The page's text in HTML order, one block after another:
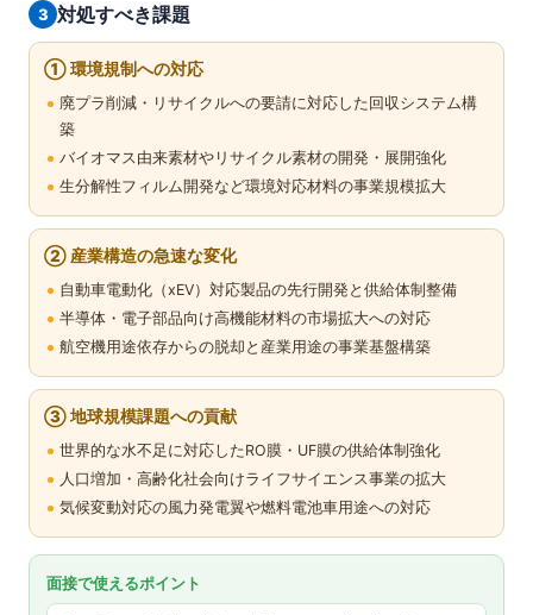
3 対処すべき課題
① 環境規制への対応
廃プラ削減・リサイクルへの要請に対応した回収システム構
築
バイオマス由来素材やリサイクル素材の開発・展開強化
生分解性フィルム開発など環境対応材料の事業規模拡大
② 産業構造の急速な変化
自動車電動化（xEV）対応製品の先行開発と供給体制整備
半導体・電子部品向け高機能材料の市場拡大への対応
航空機用途依存からの脱却と産業用途の事業基盤構築
③ 地球規模課題への貢献
世界的な水不足に対応したRO膜・UF膜の供給体制強化
人口増加・高齢化社会向けライフサイエンス事業の拡大
気候変動対応の風力発電翼や燃料電池車用途への対応
面接で使えるポイント